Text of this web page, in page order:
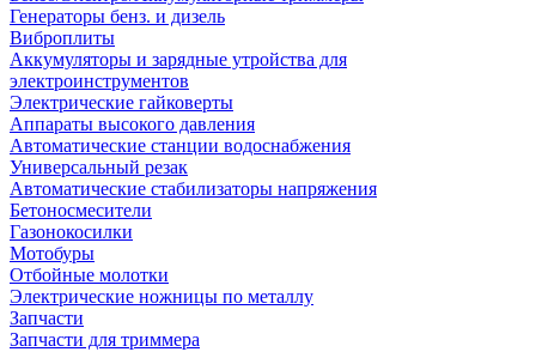
Генераторы бенз. и дизель
Виброплиты
Аккумуляторы и зарядные утройства для
электроинструментов
Электрические гайковерты
Аппараты высокого давления
Автоматические станции водоснабжения
Универсальный резак
Автоматические стабилизаторы напряжения
Бетоносмесители
Газонокосилки
Мотобуры
Отбойные молотки
Электрические ножницы по металлу
Запчасти
Запчасти для триммера